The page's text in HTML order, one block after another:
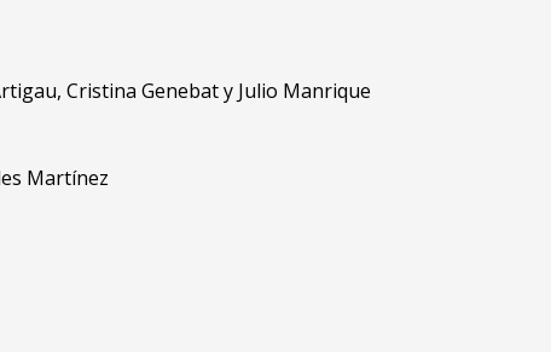
Cristina Genebat y Julio Manrique
Martínez